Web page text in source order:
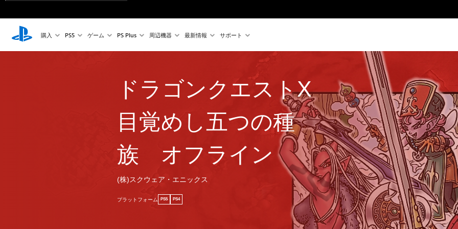
購入 PS5 ゲーム PS Plus 周辺機器 最新情報 サポート
ドラゴンクエストX
目覚めし五つの種
族 オフライン
(株)スクウェア・エニックス
プラットフォーム PS5 PS4